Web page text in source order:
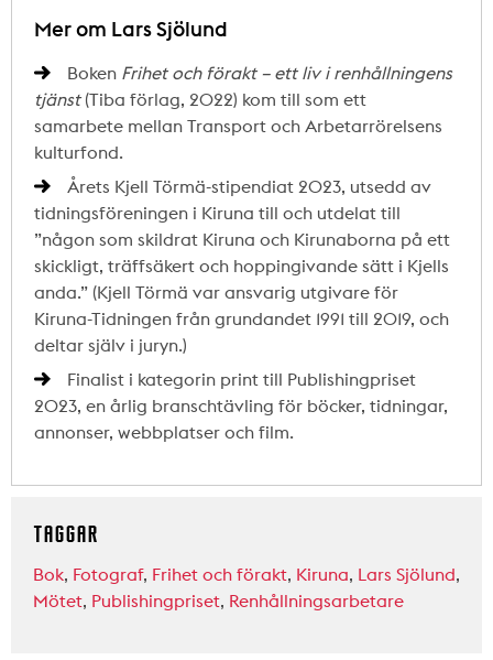
Mer om Lars Sjölund
Boken Frihet och förakt – ett liv i renhållningens
tjänst(Tiba förlag, 2022) kom till som ett
samarbete mellan Transport och Arbetarrörelsens
kulturfond.
Årets Kjell Törmä-stipendiat 2023, utsedd av
tidningsföreningen i Kiruna till och utdelat till
”någon som skildrat Kiruna och Kirunaborna på ett
skickligt, träffsäkert och hoppingivande sätt i Kjells
anda.” (Kjell Törmä var ansvarig utgivare för
Kiruna-Tidningen från grundandet 1991 till 2019, och
deltar själv i juryn.)
Finalist i kategorin print till Publishingpriset
2023, en årlig branschtävling för böcker, tidningar,
annonser, webbplatser och film.
TAGGAR
Bok, Fotograf, Frihet och förakt, Kiruna, Lars Sjölund,
Mötet, Publishingpriset, Renhållningsarbetare